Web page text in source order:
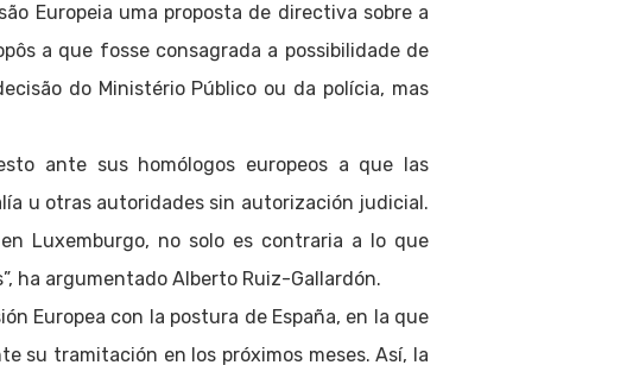
Europeia uma proposta de directiva sobre a
a que fosse consagrada a possibilidade de
do Ministério Público ou da polícia, mas
ante sus homólogos europeos a que las
u otras autoridades sin autorización judicial.
Luxemburgo, no solo es contraria a lo que
ha argumentado Alberto Ruiz-Gallardón.
Europea con la postura de España, en la que
su tramitación en los próximos meses. Así, la